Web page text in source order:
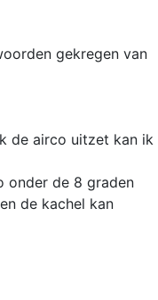
gekregen van
de airco uitzet kan ik
onder de 8 graden
de kachel kan